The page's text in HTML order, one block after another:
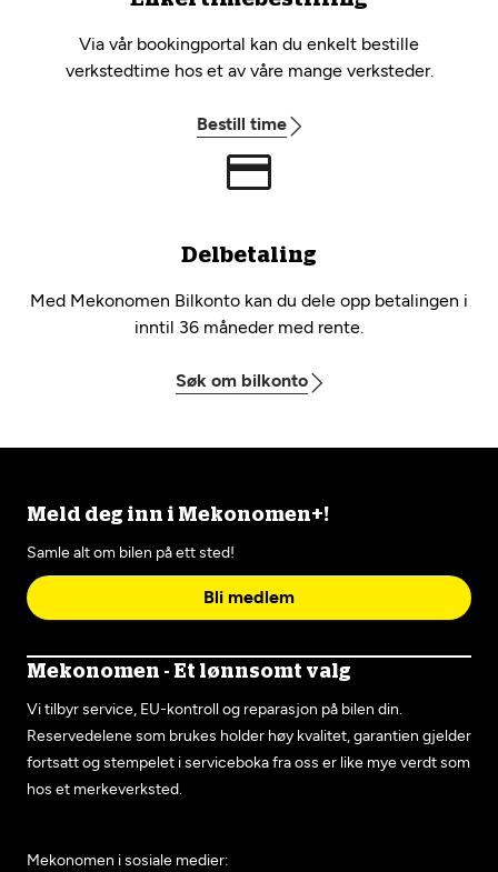
Via vår bookingportal kan du enkelt bestille
verkstedtime hos et av våre mange verksteder.
Bestill time
Delbetaling
Med Mekonomen Bilkonto kan du dele opp betalingen i
inntil 36 måneder med rente.
Søk om bilkonto
Meld deg inn i Mekonomen+!
Samle alt om bilen på ett sted!
Bli medlem
Mekonomen - Et lønnsomt valg
Vi tilbyr service, EU-kontroll og reparasjon på bilen din.
Reservedelene som brukes holder høy kvalitet, garantien gjelder
fortsatt og stempelet i serviceboka fra oss er like mye verdt som
hos et merkeverksted.
Mekonomen i sosiale medier: